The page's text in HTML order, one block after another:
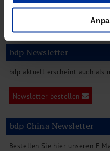
Variable Prämien können bei
erläutern Gestaltungsoptionen
bdp Newsletter
bdp aktuell erscheint auch als
Newsletter bestellen
bdp China Newsletter
Bestellen Sie hier unseren E-